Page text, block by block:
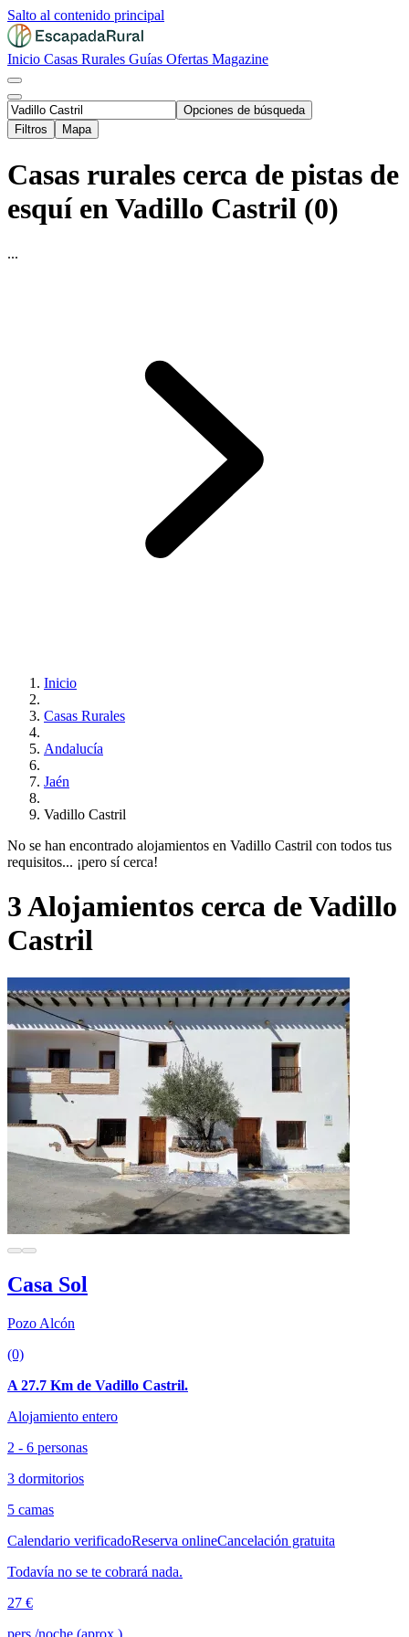
Salto al contenido principal
Inicio Casas Rurales Guías Ofertas Magazine
Opciones de búsqueda
Filtros
Mapa
Casas rurales cerca de pistas de
esquí en Vadillo Castril (0)
...
Inicio
Casas Rurales
Andalucía
Jaén
Vadillo Castril
No se han encontrado alojamientos en Vadillo Castril con todos tus
requisitos... ¡pero sí cerca!
3 Alojamientos cerca de Vadillo
Castril
Casa Sol
Pozo Alcón
(0)
A 27.7 Km de Vadillo Castril.
Alojamiento entero
2 - 6 personas
3 dormitorios
5 camas
Calendario verificadoReserva onlineCancelación gratuita
Todavía no se te cobrará nada.
27 €
pers./noche (aprox.)